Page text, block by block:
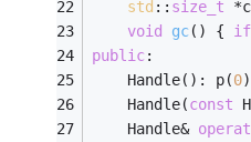
std :: size_t
void
gc() { if
public:
    Handle(): p(
0
    Handle(
const
    Handle&